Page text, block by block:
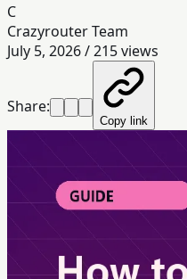
C
Crazyrouter Team
July 5, 2026/215views
Share:
Copy link